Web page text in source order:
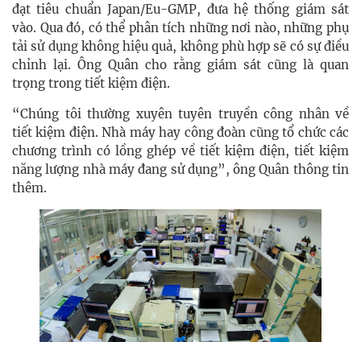
đạt tiêu chuẩn Japan/Eu-GMP, đưa hệ thống giám sát
vào. Qua đó, có thể phân tích những nơi nào, những phụ
tải sử dụng không hiệu quả, không phù hợp sẽ có sự điều
chỉnh lại. Ông Quân cho rằng giám sát cũng là quan
trọng trong tiết kiệm điện.
“Chúng tôi thường xuyên tuyên truyền công nhân về
tiết kiệm điện. Nhà máy hay công đoàn cũng tổ chức các
chương trình có lồng ghép về tiết kiệm điện, tiết kiệm
năng lượng nhà máy đang sử dụng”, ông Quân thông tin
thêm.